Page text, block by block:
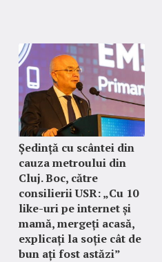
Ședință cu scântei din
cauza metroului din
Cluj. Boc, către
consilierii USR: „Cu 10
like-uri pe internet și
mamă, mergeți acasă,
explicați la soție cât de
bun ați fost astăzi”